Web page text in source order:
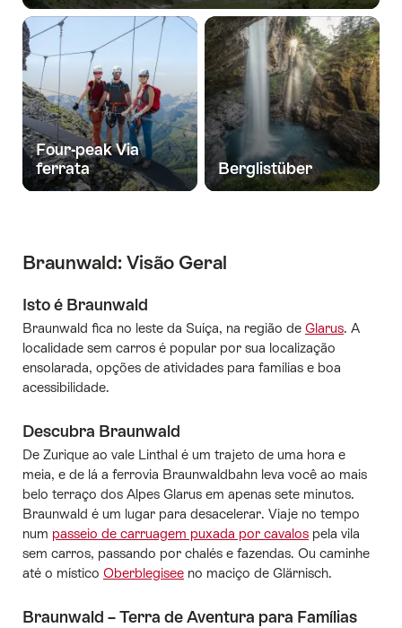
Four-peak Via
ferrata
Berglistüber
Braunwald: Visão Geral
Isto é Braunwald
Braunwald fica no leste da Suíça, na região de Glarus. A
localidade sem carros é popular por sua localização
ensolarada, opções de atividades para famílias e boa
acessibilidade.
Descubra Braunwald
De Zurique ao vale Linthal é um trajeto de uma hora e
meia, e de lá a ferrovia Braunwaldbahn leva você ao mais
belo terraço dos Alpes Glarus em apenas sete minutos.
Braunwald é um lugar para desacelerar. Viaje no tempo
num passeio de carruagem puxada por cavalos pela vila
sem carros, passando por chalés e fazendas. Ou caminhe
até o místico Oberblegisee no maciço de Glärnisch.
Braunwald – Terra de Aventura para Famílias